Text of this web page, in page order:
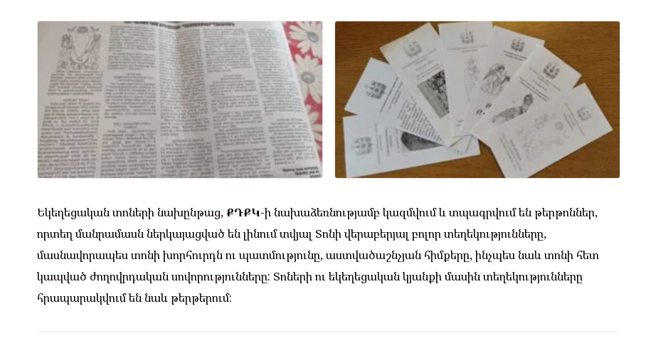
Եկեղեցական տոների նախընթաց,ՔԴՔԿ-ի նախաձեռնությամբ կազմվում և տպագրվում են թերթոններ,
որտեղ մանրամասն ներկայացված են լինում տվյալ Տոնի վերաբերյալ բոլոր տեղեկությունները,
մասնավորապես տոնի խորհուրդն ու պատմությունը, աստվածաշնչյան հիմքերը, ինչպես նաև տոնի հետ
կապված ժողովրդական սովորությունները: Տոների ու եկեղեցական կյանքի մասին տեղեկությունները
հրապարակվում են նաև թերթերում: